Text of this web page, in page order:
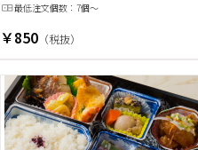
最低注文個数： 7個〜
￥850（税抜）